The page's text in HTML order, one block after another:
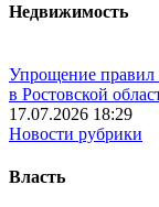
Недвижимость
Упрощение правил
в Ростовской
17.07.2026 18:29
Новости рубрики
Власть